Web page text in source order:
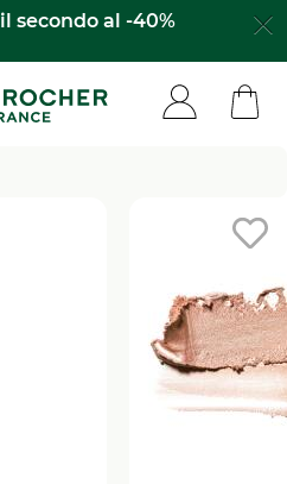
il secondo al -40%​